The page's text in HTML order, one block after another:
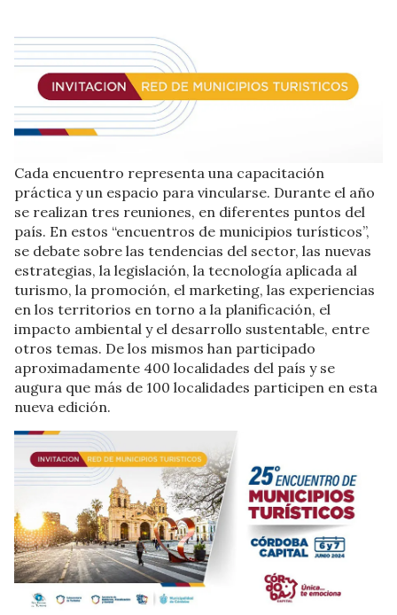
Cada encuentro representa una capacitación
práctica y un espacio para vincularse. Durante el año
se realizan tres reuniones, en diferentes puntos del
país. En estos “encuentros de municipios turísticos”,
se debate sobre las tendencias del sector, las nuevas
estrategias, la legislación, la tecnología aplicada al
turismo, la promoción, el marketing, las experiencias
en los territorios en torno a la planificación, el
impacto ambiental y el desarrollo sustentable, entre
otros temas. De los mismos han participado
aproximadamente 400 localidades del país y se
augura que más de 100 localidades participen en esta
nueva edición.